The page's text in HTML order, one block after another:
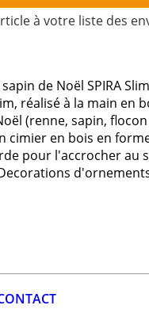
à votre liste des
de Noël SPIRA
réalisé à la main en
(renne, sapin,
cimier en bois en
pour l'accrocher au